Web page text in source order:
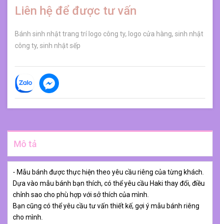
Liên hệ để được tư vấn
Bánh sinh nhật trang trí logo công ty, logo cửa hàng, sinh nhật
công ty, sinh nhật sếp
Mô tả
- Mẫu bánh được thực hiện theo yêu cầu riêng của từng khách.
Dựa vào mẫu bánh bạn thích, có thể yêu cầu Haki thay đổi, điều
chỉnh sao cho phù hợp với sở thích của mình.
Bạn cũng có thể yêu cầu tư vấn thiết kế, gợi ý mẫu bánh riêng
cho mình.